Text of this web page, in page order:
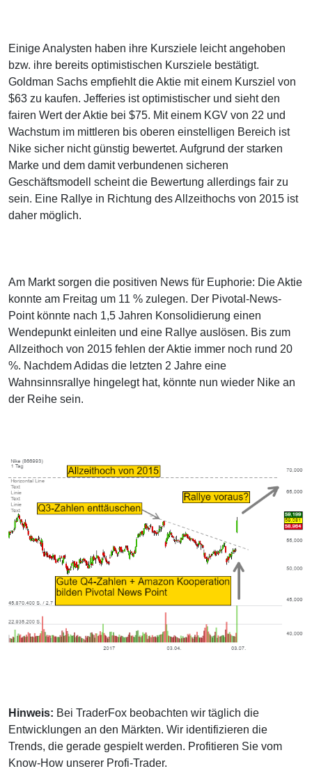
Einige Analysten haben ihre Kursziele leicht angehoben
bzw. ihre bereits optimistischen Kursziele bestätigt.
Goldman Sachs empfiehlt die Aktie mit einem Kursziel von
$63 zu kaufen. Jefferies ist optimistischer und sieht den
fairen Wert der Aktie bei $75. Mit einem KGV von 22 und
Wachstum im mittleren bis oberen einstelligen Bereich ist
Nike sicher nicht günstig bewertet. Aufgrund der starken
Marke und dem damit verbundenen sicheren
Geschäftsmodell scheint die Bewertung allerdings fair zu
sein. Eine Rallye in Richtung des Allzeithochs von 2015 ist
daher möglich.
Am Markt sorgen die positiven News für Euphorie: Die Aktie
konnte am Freitag um 11 % zulegen. Der Pivotal-News-
Point könnte nach 1,5 Jahren Konsolidierung einen
Wendepunkt einleiten und eine Rallye auslösen. Bis zum
Allzeithoch von 2015 fehlen der Aktie immer noch rund 20
%. Nachdem Adidas die letzten 2 Jahre eine
Wahnsinnsrallye hingelegt hat, könnte nun wieder Nike an
der Reihe sein.
Hinweis: Bei TraderFox beobachten wir täglich die
Entwicklungen an den Märkten. Wir identifizieren die
Trends, die gerade gespielt werden. Profitieren Sie vom
Know-How unserer Profi-Trader.